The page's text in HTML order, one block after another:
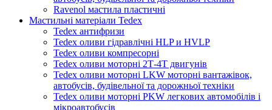
Ravenol мастила пластичні
Мастильні матеріали Tedex
Tedex антифризи
Tedex оливи гідравлічні HLP и HVLP
Tedex оливи компресорні
Tedex оливи моторні 2Т-4Т двигунів
Tedex оливи моторні LKW моторні вантажівок,
автобусів, будівельної та дорожньої техніки
Tedex оливи моторні PKW легкових автомобілів і
мікроавтобусів